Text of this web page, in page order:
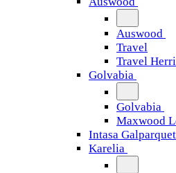
Auswood
Travel
Travel
Golvabia
Golvabia
Maxwood
Intasa Galparquet
Karelia